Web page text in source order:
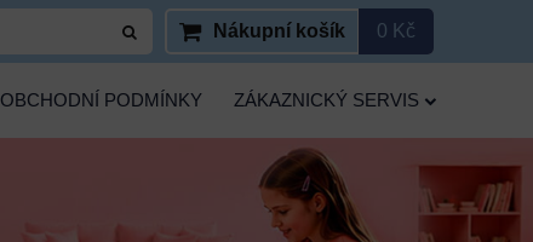
Nákupní košík 0 Kč
OBCHODNÍ PODMÍNKY ZÁKAZNICKÝ SERVIS